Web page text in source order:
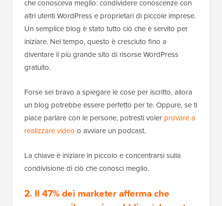
che conosceva meglio: condividere conoscenze con
altri utenti WordPress e proprietari di piccole imprese.
Un semplice blog è stato tutto ciò che è servito per
iniziare. Nel tempo, questo è cresciuto fino a
diventare il più grande sito di risorse WordPress
gratuito.
Forse sei bravo a spiegare le cose per iscritto, allora
un blog potrebbe essere perfetto per te. Oppure, se ti
piace parlare con le persone, potresti voler provare a
realizzare video o avviare un podcast.
La chiave è iniziare in piccolo e concentrarsi sulla
condivisione di ciò che conosci meglio.
2. Il 47% dei marketer afferma che